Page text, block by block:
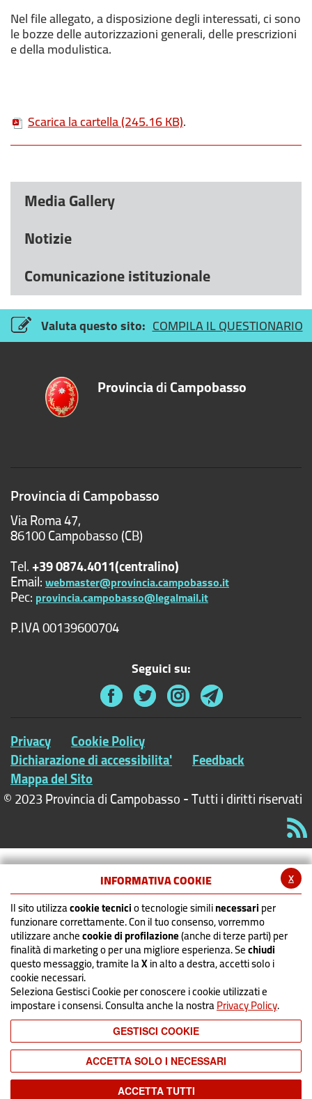
x
INFORMATIVA COOKIE
Il sito utilizzacookie tecnicio tecnologie similinecessariper
funzionare correttamente. Con il tuo consenso, vorremmo
utilizzare anchecookie di profilazione(anche di terze parti) per
finalità di marketing o per una migliore esperienza. Sechiudi
questo messaggio, tramite laXin alto a destra, accetti solo i
cookie necessari.
Seleziona Gestisci Cookie per conoscere i cookie utilizzati e
impostare i consensi. Consulta anche la nostraPrivacy Policy.
GESTISCI COOKIE
ACCETTA SOLO I NECESSARI
ACCETTA TUTTI
Nel file allegato, a disposizione degli interessati, ci sono
le bozze delle autorizzazioni generali, delle prescrizioni
e della modulistica.
Scarica la cartella(245.16 KB).
Media Gallery
Notizie
Comunicazione istituzionale
Valuta questo sito: COMPILA IL QUESTIONARIO
ProvinciadiCampobasso
Provincia di Campobasso
Via Roma 47,
86100 Campobasso (CB)
Tel.+39 0874.4011(centralino)
Email:webmaster@provincia.campobasso.it
Pec: provincia.campobasso@legalmail.it
P.IVA 00139600704
Seguici su:
Privacy Cookie Policy
Dichiarazione di accessibilita' Feedback
Mappa del Sito
© 2023 Provincia di Campobasso - Tutti i diritti riservati